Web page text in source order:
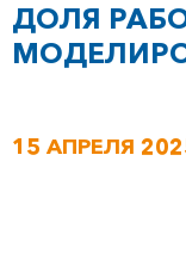
ДОЛЯ
15 АПРЕЛЯ